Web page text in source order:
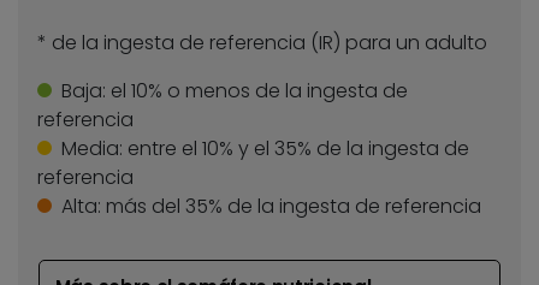
* de la ingesta de referencia (IR) para un adulto
Baja: el 10% o menos de la ingesta de
referencia
Media: entre el 10% y el 35% de la ingesta de
referencia
Alta: más del 35% de la ingesta de referencia